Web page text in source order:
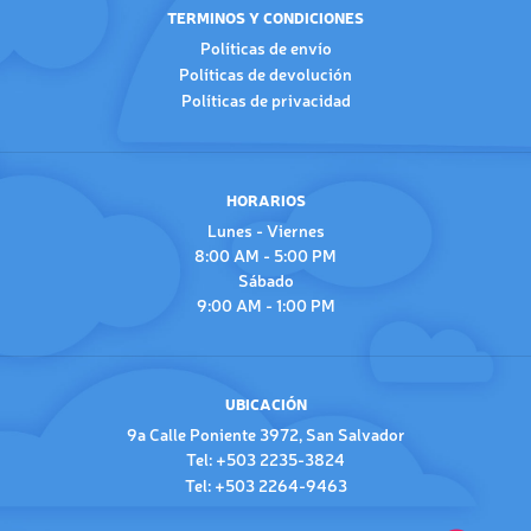
TERMINOS Y CONDICIONES
Políticas de envío
Políticas de devolución
Políticas de privacidad
HORARIOS
Lunes - Viernes
8:00 AM - 5:00 PM
Sábado
9:00 AM - 1:00 PM
UBICACIÓN
9a Calle Poniente 3972, San Salvador
Tel: +503 2235-3824
Tel: +503 2264-9463